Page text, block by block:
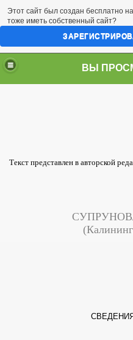
Текст представлен в авторской
Этот сайт был создан бесплатно на
тоже иметь собственный сайт?